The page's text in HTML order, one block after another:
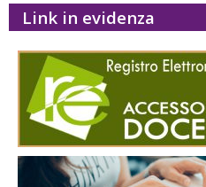
Link in evidenza